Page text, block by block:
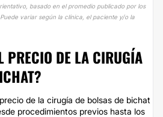
basado en el promedio publicado por los
variar según la clínica, el paciente y/o la
PRECIO DE LA CIRUGÍA
de la cirugía de bolsas de bichat
procedimientos previos hasta los